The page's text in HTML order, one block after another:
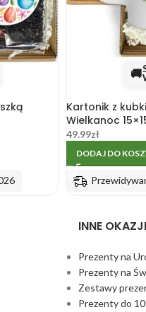
🚚
Kartonik z
Wielkanoc
49.99zł
DODAJ DO
INNE
Prezenty na
Prezenty na
Zestawy
Prezenty do